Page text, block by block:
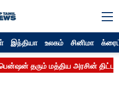
இந்தியா உலகம் சினிமா